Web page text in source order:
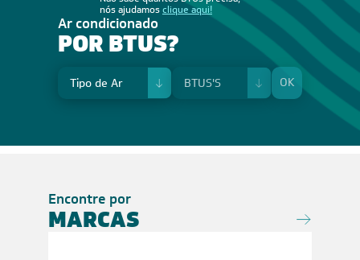
nós ajudamosclique aqui!
Ar condicionado
POR BTUS?
OK
Encontre por
MARCAS